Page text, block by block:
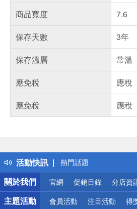
商品寬度
7.6
保存天數
3年
保存溫層
常溫
應免稅
應稅
應免稅
應稅
活動快訊
得獎公告
熱門話題
銀行優惠
偏遠地區配送
詐騙網頁！請小心！
關於我們
官網 促銷目錄 分店資
主題活動 會員活動 注目活動 得